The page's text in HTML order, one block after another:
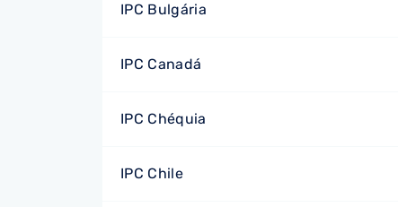
IPC Bulgária
IPC Canadá
IPC Chéquia
IPC Chile